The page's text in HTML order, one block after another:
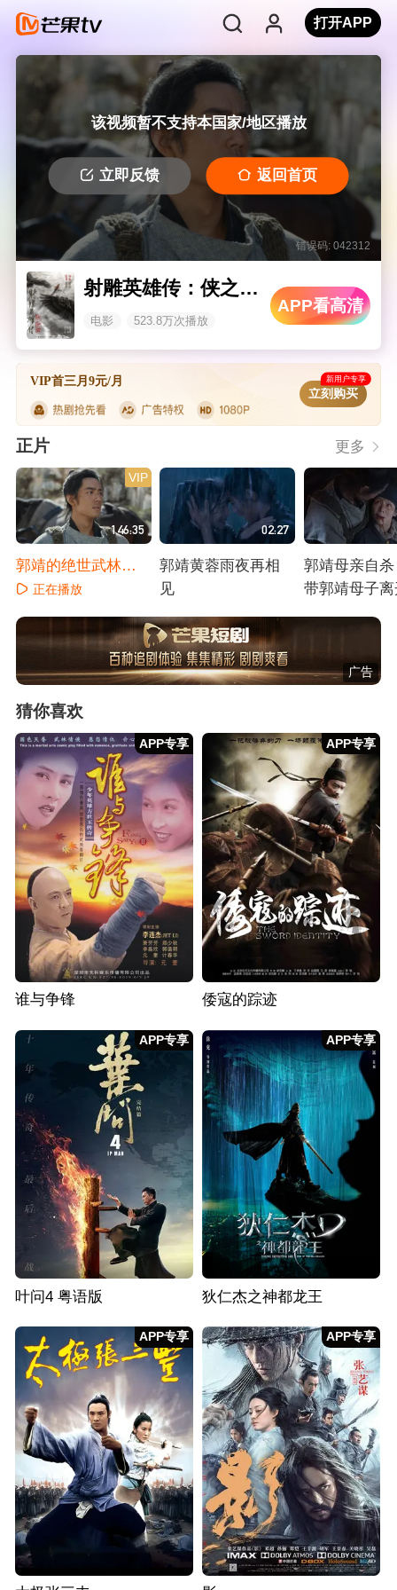
打开APP
该视频暂不支持本国家/地区播放
立即反馈 返回首页
错误码: 042312
射雕英雄传：侠之大者
电影 523.8万次播放
APP看高清
VIP首三月9元/月 新用户专享
立刻购买
正片 更多
146:35
VIP
郭靖的绝世武林传
说 正在播放
02:27
郭靖黄蓉雨夜再相
见
郭靖母亲自
带郭靖母子
广告
猜你喜欢
APP专享
谁与争锋
APP专享
倭寇的踪迹
APP专享
叶问4 粤语版
APP专享
狄仁杰之神都龙王
APP专享 APP专享